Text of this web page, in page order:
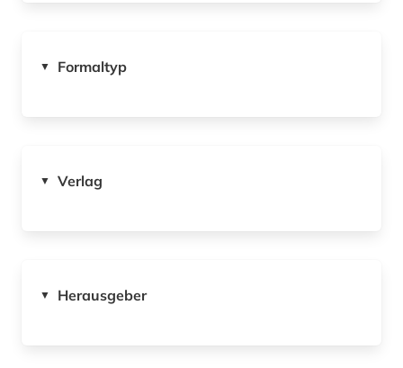
▼ Formaltyp
▼ Verlag
▼ Herausgeber